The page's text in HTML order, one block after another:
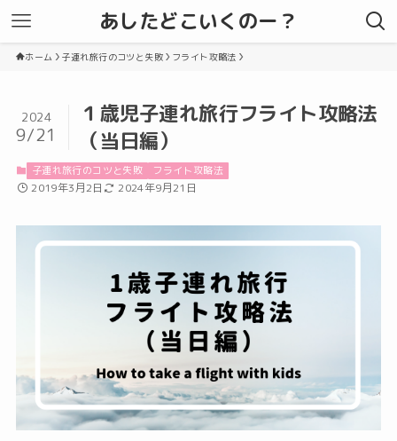
あしたどこいくのー？
ホーム 子連れ旅行のコツと失敗 フライト攻略法
１歳児子連れ旅行フライト攻略法
（当日編）
2024
9/21
子連れ旅行のコツと失敗 フライト攻略法
2019年3月2日 2024年9月21日